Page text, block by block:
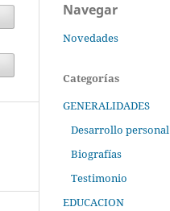
Navegar
Novedades
Categorías
GENERALIDADES
Desarrollo personal
Biografías
Testimonio
EDUCACION